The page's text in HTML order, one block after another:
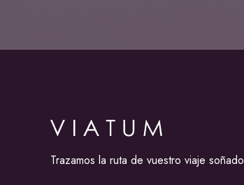
Trazamos la ruta de vuestro viaje soñado